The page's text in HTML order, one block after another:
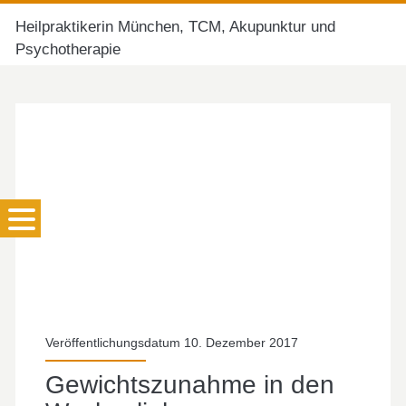
Heilpraktikerin München, TCM, Akupunktur und
Psychotherapie
Veröffentlichungsdatum 10. Dezember 2017
Gewichtszunahme in den